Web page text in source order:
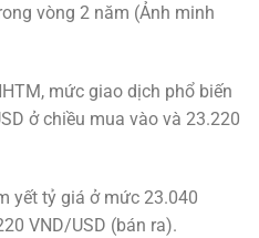
vòng 2 năm (Ảnh minh
mức giao dịch phổ biến
ở chiều mua vào và 23.220
yết tỷ giá ở mức 23.040
VND/USD (bán ra).